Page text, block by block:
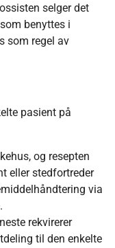
selger det
benyttes i
som regel av
pasient på
og resepten
eller stedfortreder
via
rekvirerer
til den enkelte